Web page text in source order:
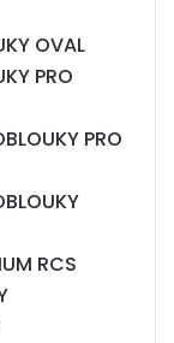
OVAL
PRO
PRO
RCS